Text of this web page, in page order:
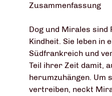
Zusammenfassung
Dog und Mirales
Kindheit. Sie leben in
Südfrankreich und
Teil ihrer Zeit damit,
herumzuhängen. Um
vertreiben, neckt